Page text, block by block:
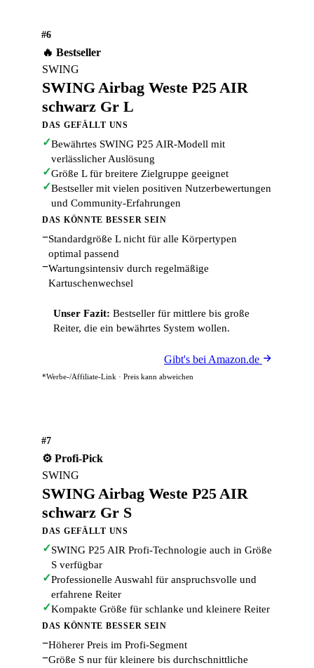
#6
🔥 Bestseller
SWING
SWING Airbag Weste P25 AIR
schwarz Gr L
DAS GEFÄLLT UNS
✓Bewährtes SWING P25 AIR-Modell mit
verlässlicher Auslösung
✓Größe L für breitere Zielgruppe geeignet
✓Bestseller mit vielen positiven Nutzerbewertungen
und Community-Erfahrungen
DAS KÖNNTE BESSER SEIN
−Standardgröße L nicht für alle Körpertypen
optimal passend
−Wartungsintensiv durch regelmäßige
Kartuschenwechsel
Unser Fazit: Bestseller für mittlere bis große
Reiter, die ein bewährtes System wollen.
Gibt's bei Amazon.de
*Werbe-/Affiliate-Link · Preis kann abweichen
#7
⚙️ Profi-Pick
SWING
SWING Airbag Weste P25 AIR
schwarz Gr S
DAS GEFÄLLT UNS
✓SWING P25 AIR Profi-Technologie auch in Größe
S verfügbar
✓Professionelle Auswahl für anspruchsvolle und
erfahrene Reiter
✓Kompakte Größe für schlanke und kleinere Reiter
DAS KÖNNTE BESSER SEIN
−Höherer Preis im Profi-Segment
−Größe S nur für kleinere bis durchschnittliche